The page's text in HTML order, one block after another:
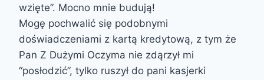
wzięte”. Mocno mnie budują!
Mogę pochwalić się podobnymi
doświadczeniami z kartą kredytową, z tym że
Pan Z Dużymi Oczyma nie zdąrzył mi
“posłodzić”, tylko ruszył do pani kasjerki